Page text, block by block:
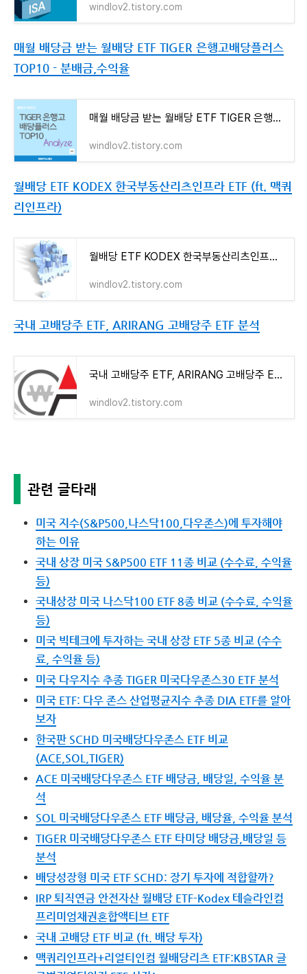
windlov2.tistory.com
매월 배당금 받는 월배당 ETF TIGER 은행고배당플러스
TOP10 - 분배금,수익율
매월 배당금 받는 월배당 ETF TIGER 은행고배당플러스TOP10 - 분배금,수익율
windlov2.tistory.com
월배당 ETF KODEX 한국부동산리츠인프라 ETF (ft. 맥쿼
리인프라)
월배당 ETF KODEX 한국부동산리츠인프라 ETF (ft. 맥쿼리인프라)
windlov2.tistory.com
국내 고배당주 ETF, ARIRANG 고배당주 ETF 분석
국내 고배당주 ETF, ARIRANG 고배당주 ETF 분석
windlov2.tistory.com
관련 글타래
미국 지수(S&P500,나스닥100,다우존스)에 투자해야
하는 이유
국내 상장 미국 S&P500 ETF 11종 비교 (수수료, 수익율
등)
국내상장 미국 나스닥100 ETF 8종 비교 (수수료, 수익율
등)
미국 빅테크에 투자하는 국내 상장 ETF 5종 비교 (수수
료, 수익율 등)
미국 다우지수 추종 TIGER 미국다우존스30 ETF 분석
미국 ETF: 다우 존스 산업평균지수 추종 DIA ETF를 알아
보자
한국판 SCHD 미국배당다우존스 ETF 비교
(ACE,SOL,TIGER)
ACE 미국배당다우존스 ETF 배당금, 배당일, 수익율 분
석
SOL 미국배당다우존스 ETF 배당금, 배당율, 수익율 분석
TIGER 미국배당다우존스 ETF 타미당 배당금,배당일 등
분석
배당성장형 미국 ETF SCHD: 장기 투자에 적합할까?
IRP 퇴직연금 안전자산 월배당 ETF-Kodex 테슬라인컴
프리미엄채권혼합액티브 ETF
국내 고배당 ETF 비교 (ft. 배당 투자)
맥쿼리인프라+리얼티인컴 월배당리츠 ETF:KBSTAR 글